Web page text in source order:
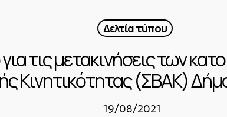
Δελτία τύπου
τις μετακινήσεις των
Κινητικότητας (ΣΒΑΚ)
19/08/2021